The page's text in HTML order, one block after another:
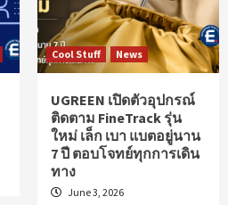
Cool Stuff News
UGREEN เปิดตัวอุปกรณ์
ติดตาม FineTrack รุ่น
ใหม่ เล็ก เบา แบตอยู่นาน
7 ปี ตอบโจทย์ทุกการเดิน
ทาง
June 3, 2026